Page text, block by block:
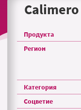
Продукта
Регион
Категория
Соцветие